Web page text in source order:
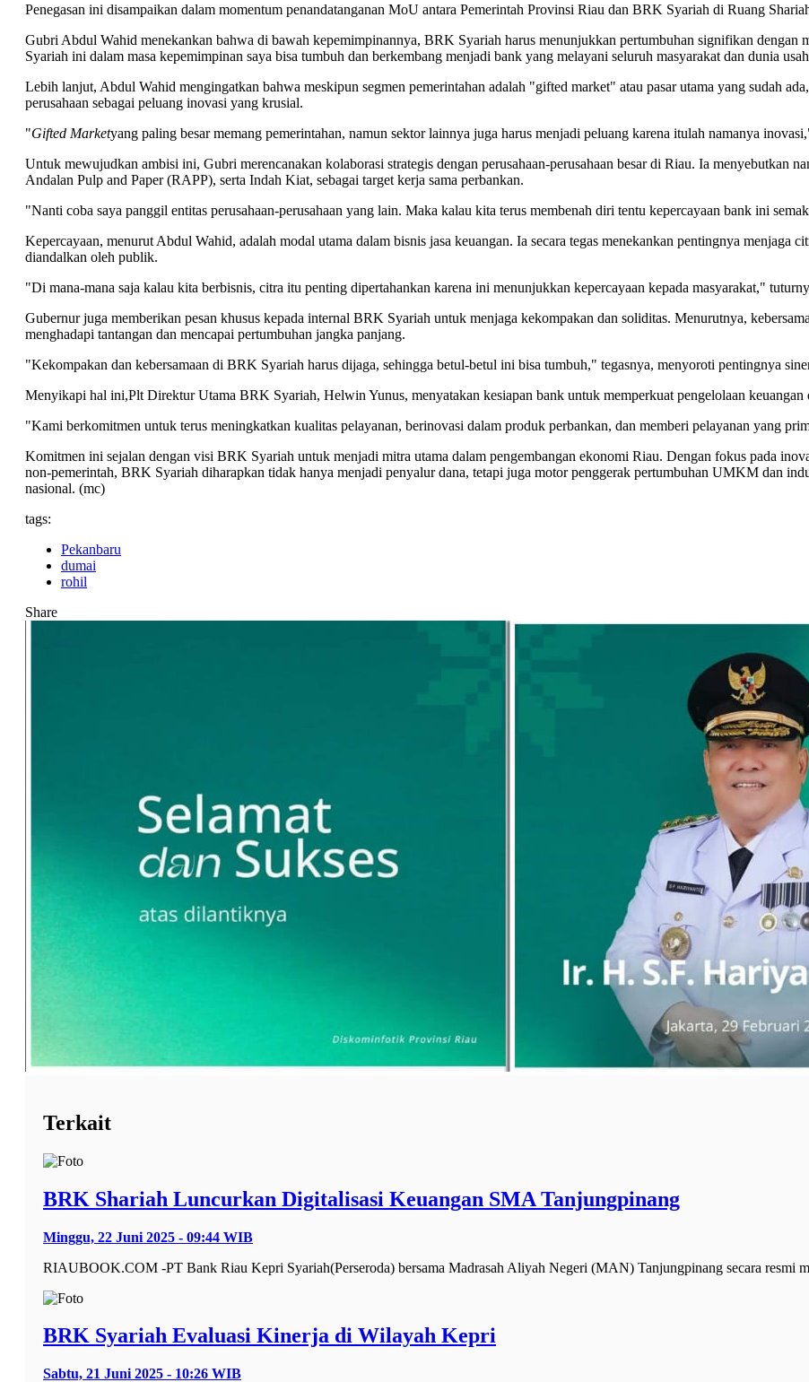
Penegasan ini disampaikan dalam momentum penandatanganan MoU antara Pemerintah Provinsi Riau dan BRK Syariah di Ruang
Gubri Abdul Wahid menekankan bahwa di bawah kepemimpinannya, BRK Syariah harus menunjukkan pertumbuhan signifikan dengan
Syariah ini dalam masa kepemimpinan saya bisa tumbuh dan berkembang menjadi bank yang melayani seluruh masyarakat dan dunia
Lebih lanjut, Abdul Wahid mengingatkan bahwa meskipun segmen pemerintahan adalah "gifted market" atau pasar utama yang sudah
perusahaan sebagai peluang inovasi yang krusial.
"Gifted Marketyang paling besar memang pemerintahan, namun sektor lainnya juga harus menjadi peluang karena itulah namanya
Untuk mewujudkan ambisi ini, Gubri merencanakan kolaborasi strategis dengan perusahaan-perusahaan besar di Riau. Ia menyebutkan
Andalan Pulp and Paper (RAPP), serta Indah Kiat, sebagai target kerja sama perbankan.
"Nanti coba saya panggil entitas perusahaan-perusahaan yang lain. Maka kalau kita terus membenah diri tentu kepercayaan bank ini
Kepercayaan, menurut Abdul Wahid, adalah modal utama dalam bisnis jasa keuangan. Ia secara tegas menekankan pentingnya menjaga
diandalkan oleh publik.
"Di mana-mana saja kalau kita berbisnis, citra itu penting dipertahankan karena ini menunjukkan kepercayaan kepada masyarakat,"
Gubernur juga memberikan pesan khusus kepada internal BRK Syariah untuk menjaga kekompakan dan soliditas. Menurutnya,
menghadapi tantangan dan mencapai pertumbuhan jangka panjang.
"Kekompakan dan kebersamaan di BRK Syariah harus dijaga, sehingga betul-betul ini bisa tumbuh," tegasnya, menyoroti pentingnya
Menyikapi hal ini,Plt Direktur Utama BRK Syariah, Helwin Yunus, menyatakan kesiapan bank untuk memperkuat pengelolaan keuangan
"Kami berkomitmen untuk terus meningkatkan kualitas pelayanan, berinovasi dalam produk perbankan, dan memberi pelayanan yang
Komitmen ini sejalan dengan visi BRK Syariah untuk menjadi mitra utama dalam pengembangan ekonomi Riau. Dengan fokus pada
non-pemerintah, BRK Syariah diharapkan tidak hanya menjadi penyalur dana, tetapi juga motor penggerak pertumbuhan UMKM dan
nasional. (mc)
tags:
Pekanbaru
dumai
rohil
Share
Terkait
BRK Shariah Luncurkan Digitalisasi Keuangan SMA Tanjungpinang
Minggu, 22 Juni 2025 - 09:44 WIB
RIAUBOOK.COM -PT Bank Riau Kepri Syariah(Perseroda) bersama Madrasah Aliyah Negeri (MAN) Tanjungpinang secara resmi
BRK Syariah Evaluasi Kinerja di Wilayah Kepri
Sabtu, 21 Juni 2025 - 10:26 WIB